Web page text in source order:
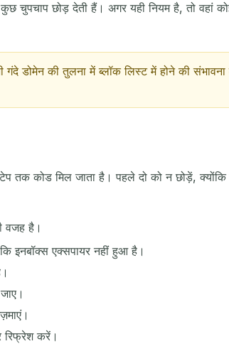
छोड़ देती हैं। अगर यही नियम है, तो वहां
डोमेन की तुलना में ब्लॉक लिस्ट में होने की
कोड मिल जाता है। पहले दो को न छोड़ें, क्योंकि
वजह है।
इनबॉक्स एक्सपायर नहीं हुआ है।
रिफ्रेश करें।